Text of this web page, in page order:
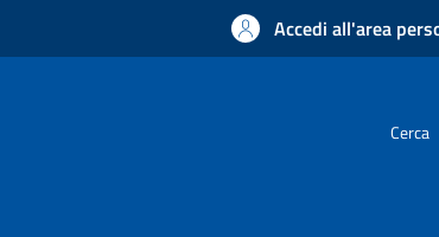
Accedi all'area
Cerca